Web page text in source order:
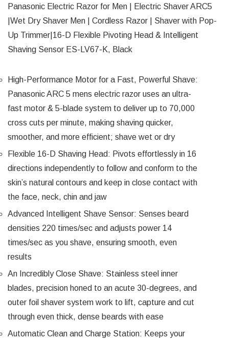
Panasonic Electric Razor for Men | Electric Shaver ARC5
|Wet Dry Shaver Men | Cordless Razor | Shaver with Pop-
Up Trimmer|16-D Flexible Pivoting Head & Intelligent
Shaving Sensor ES-LV67-K, Black
High-Performance Motor for a Fast, Powerful Shave:
Panasonic ARC 5 mens electric razor uses an ultra-
fast motor & 5-blade system to deliver up to 70,000
cross cuts per minute, making shaving quicker,
smoother, and more efficient; shave wet or dry
Flexible 16-D Shaving Head: Pivots effortlessly in 16
directions independently to follow and conform to the
skin’s natural contours and keep in close contact with
the face, neck, chin and jaw
Advanced Intelligent Shave Sensor: Senses beard
densities 220 times/sec and adjusts power 14
times/sec as you shave, ensuring smooth, even
results
An Incredibly Close Shave: Stainless steel inner
blades, precision honed to an acute 30-degrees, and
outer foil shaver system work to lift, capture and cut
through even thick, dense beards with ease
Automatic Clean and Charge Station: Keeps your